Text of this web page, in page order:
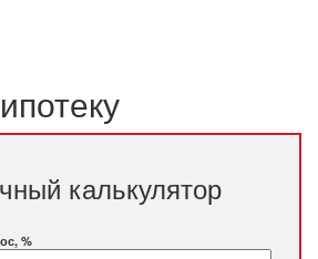
калькулятор
%